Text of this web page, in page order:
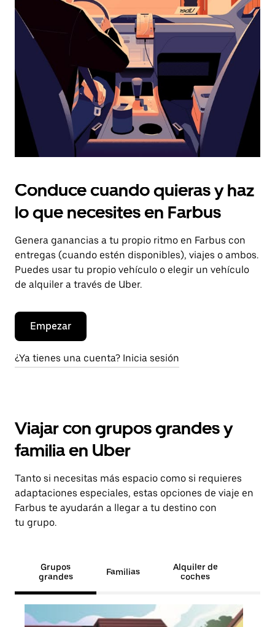
el
botón
escape
el
calendario.
Conduce cuando quieras y haz
lo que necesites en Farbus
Genera ganancias a tu propio ritmo en Farbus con
entregas (cuando estén disponibles), viajes o ambos.
Puedes usar tu propio vehículo o elegir un vehículo
de alquiler a través de Uber.
Empezar
¿Ya tienes una cuenta? Inicia sesión
Viajar con grupos grandes y
familia en Uber
Tanto si necesitas más espacio como si requieres
adaptaciones especiales, estas opciones de viaje en
Farbus te ayudarán a llegar a tu destino con
tu grupo.
Grupos
grandes
Familias
Alquiler de
coches